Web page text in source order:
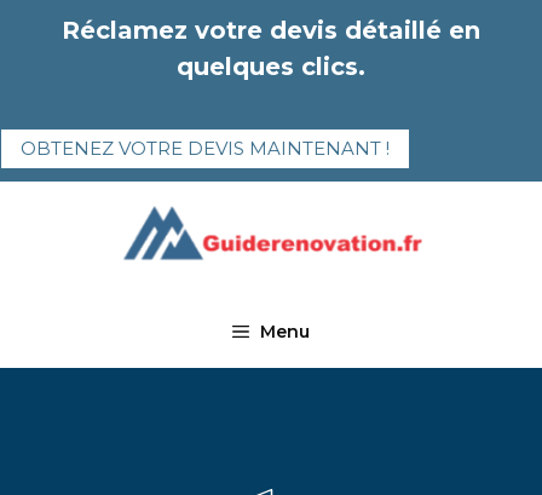
Réclamez votre devis détaillé en
quelques clics.
OBTENEZ VOTRE DEVIS MAINTENANT !
Menu